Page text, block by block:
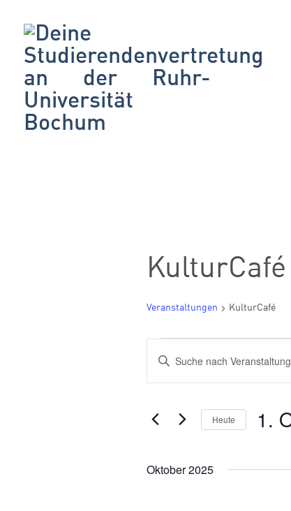
KulturCafé
Veranstaltungen KulturCafé
SUCHE
ANSICHTEN,
Bitte
nach
Heute 1.
Oktober 2025